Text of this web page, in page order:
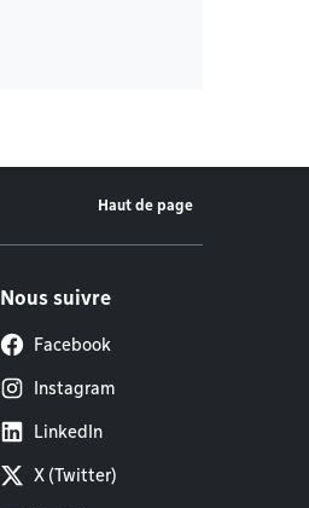
Haut de page
Nous suivre
Facebook
Instagram
LinkedIn
X (Twitter)